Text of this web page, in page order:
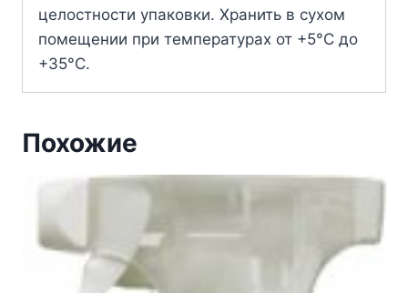
целостности упаковки. Хранить в сухом
помещении при температурах от +5°С до
+35°С.
Похожие